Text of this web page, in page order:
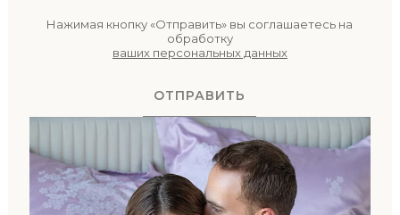
Нажимая кнопку «Отправить» вы соглашаетесь на
обработку
ваших персональных данных
ОТПРАВИТЬ